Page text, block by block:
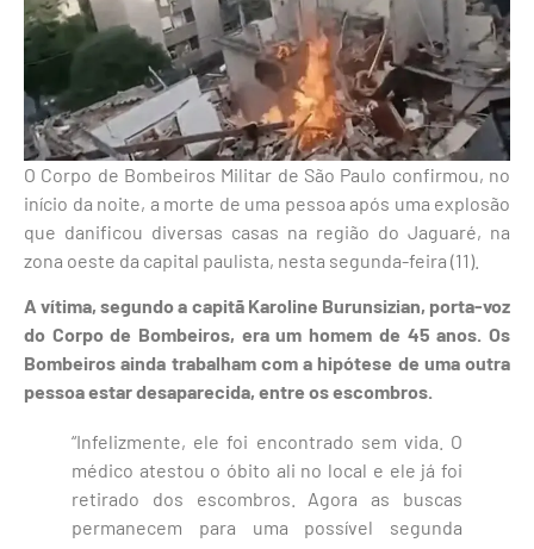
O Corpo de Bombeiros Militar de São Paulo confirmou, no
início da noite, a morte de uma pessoa após uma explosão
que danificou diversas casas na região do Jaguaré, na
zona oeste da capital paulista, nesta segunda-feira (11).
A vítima, segundo a capitã Karoline Burunsizian, porta-voz
do Corpo de Bombeiros, era um homem de 45 anos. Os
Bombeiros ainda trabalham com a hipótese de uma outra
pessoa estar desaparecida, entre os escombros.
“Infelizmente, ele foi encontrado sem vida. O
médico atestou o óbito ali no local e ele já foi
retirado dos escombros. Agora as buscas
permanecem para uma possível segunda